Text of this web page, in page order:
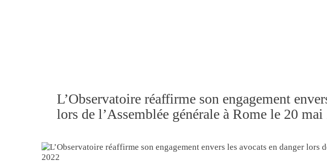
L’Observatoire réaffirme son engagement
lors de l’Assemblée générale à Rome le 20 mai